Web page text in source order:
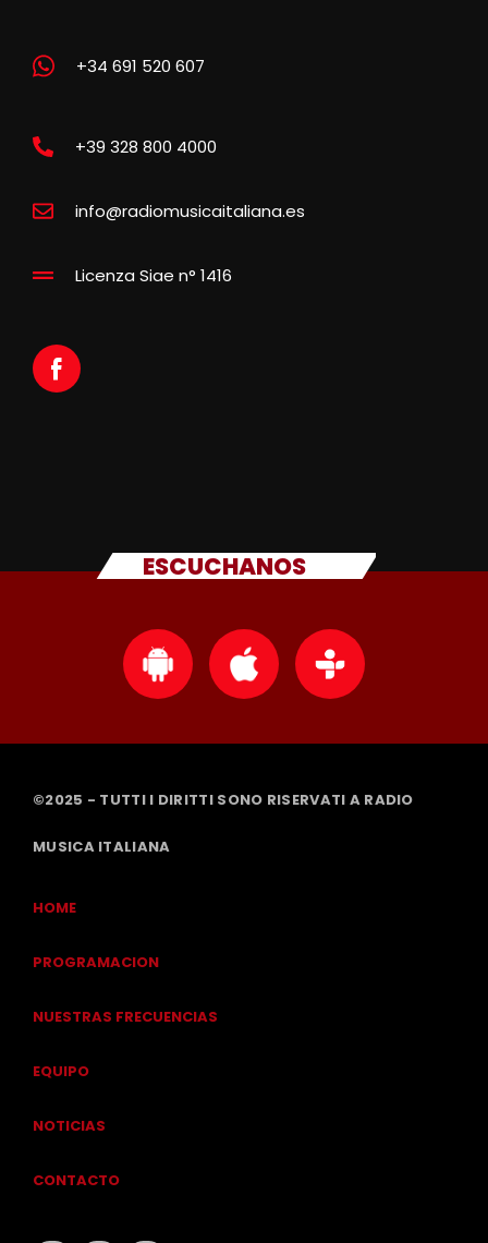
+34 691 520 607
+39 328 800 4000
info@radiomusicaitaliana.es
Licenza Siae n° 1416
ESCUCHANOS
©2025 - TUTTI I DIRITTI SONO RISERVATI A RADIO
MUSICA ITALIANA
HOME
PROGRAMACION
NUESTRAS FRECUENCIAS
EQUIPO
NOTICIAS
CONTACTO